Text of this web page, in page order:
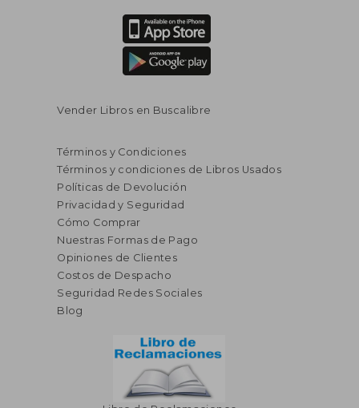
Vender Libros en Buscalibre
Términos y Condiciones
Términos y condiciones de Libros Usados
Políticas de Devolución
Privacidad y Seguridad
Cómo Comprar
Nuestras Formas de Pago
Opiniones de Clientes
Costos de Despacho
Seguridad Redes Sociales
Blog